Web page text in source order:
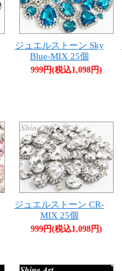
ジュエルストーン Sky
Blue-MIX 25個
999円(税込1,098円)
ジュエルストーン CR-
MIX 25個
999円(税込1,098円)